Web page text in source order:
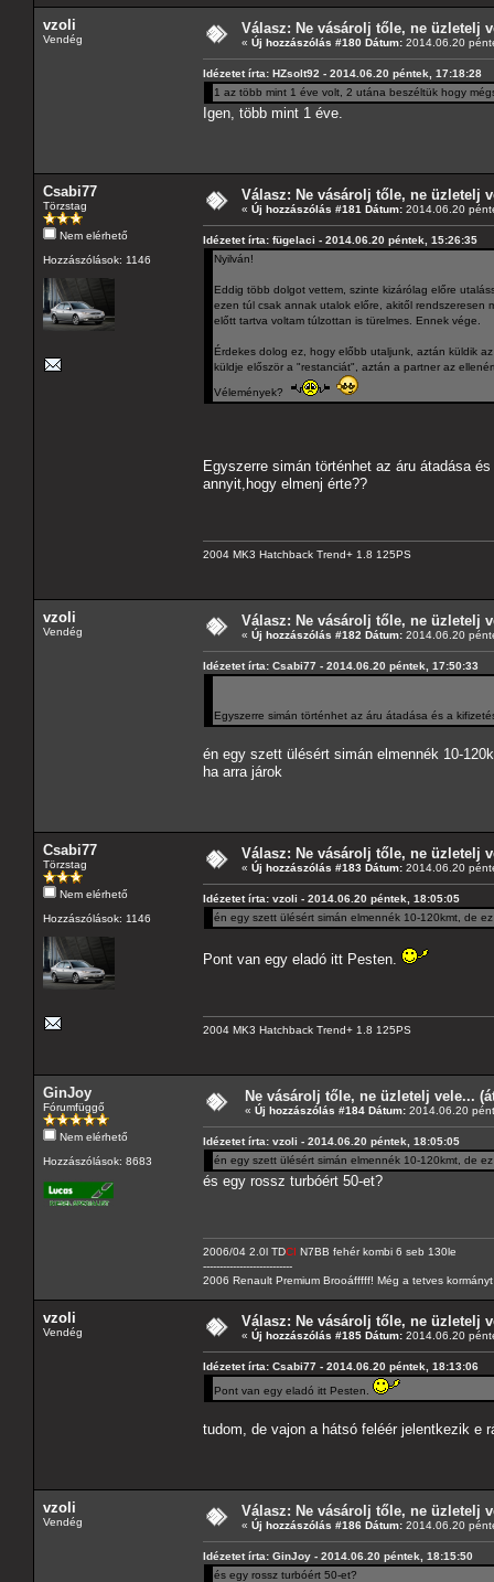
vzoli
Vendég
Válasz: Ne vásárolj tőle, ne üzletelj
« Új hozzászólás #180 Dátum: 2014.06.20
Idézetet írta: HZsolt92 - 2014.06.20 péntek, 17:18:28
1 az több mint 1 éve volt, 2 utána beszéltük hogy
Igen, több mint 1 éve.
Csabi77
Törzstag
Nem elérhető
Hozzászólások: 1146
Válasz: Ne vásárolj tőle, ne üzletelj
« Új hozzászólás #181 Dátum: 2014.06.20
Idézetet írta: fügelaci - 2014.06.20 péntek, 15:26:35
Nyilván!
Eddig több dolgot vettem, szinte kizárólag előre
ezen túl csak annak utalok előre, akitől rendszeresen
előtt tartva voltam túlzottan is türelmes. Ennek vége.
Érdekes dolog ez, hogy előbb utaljunk, aztán küldik
küldje először a "restanciát", aztán a partner az
Vélemények?
Egyszerre simán történhet az áru átadása
annyit,hogy elmenj érte??
2004 MK3 Hatchback Trend+ 1.8 125PS
vzoli
Vendég
Válasz: Ne vásárolj tőle, ne üzletelj
« Új hozzászólás #182 Dátum: 2014.06.20
Idézetet írta: Csabi77 - 2014.06.20 péntek, 17:50:33
Egyszerre simán történhet az áru átadása és a
én egy szett ülésért simán elmennék 10-
ha arra járok
Csabi77
Törzstag
Nem elérhető
Hozzászólások: 1146
Válasz: Ne vásárolj tőle, ne üzletelj
« Új hozzászólás #183 Dátum: 2014.06.20
Idézetet írta: vzoli - 2014.06.20 péntek, 18:05:05
én egy szett ülésért simán elmennék 10-120kmt, de
Pont van egy eladó itt Pesten.
2004 MK3 Hatchback Trend+ 1.8 125PS
GinJoy
Fórumfüggő
Nem elérhető
Hozzászólások: 8683
Ne vásárolj tőle, ne üzletelj vele...
« Új hozzászólás #184 Dátum: 2014.06.20
Idézetet írta: vzoli - 2014.06.20 péntek, 18:05:05
én egy szett ülésért simán elmennék 10-120kmt, de
és egy rossz turbóért 50-et?
2006/04 2.0l TDCI N7BB fehér kombi 6 seb 130le
---------------------------
2006 Renault Premium Brooáfffff! Még a tetves
vzoli
Vendég
Válasz: Ne vásárolj tőle, ne üzletelj
« Új hozzászólás #185 Dátum: 2014.06.20
Idézetet írta: Csabi77 - 2014.06.20 péntek, 18:13:06
Pont van egy eladó itt Pesten.
tudom, de vajon a hátsó feléér jelentkezik e
vzoli
Vendég
Válasz: Ne vásárolj tőle, ne üzletelj
« Új hozzászólás #186 Dátum: 2014.06.20
Idézetet írta: GinJoy - 2014.06.20 péntek, 18:15:50
és egy rossz turbóért 50-et?